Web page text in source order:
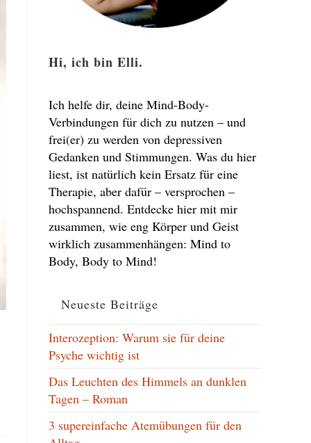
Hi, ich bin Elli.
Ich helfe dir, deine Mind-Body-
Verbindungen für dich zu nutzen – und
frei(er) zu werden von depressiven
Gedanken und Stimmungen. Was du hier
liest, ist natürlich kein Ersatz für eine
Therapie, aber dafür – versprochen –
hochspannend. Entdecke hier mit mir
zusammen, wie eng Körper und Geist
wirklich zusammenhängen: Mind to
Body, Body to Mind!
Neueste Beiträge
Interozeption: Warum sie für deine
Psyche wichtig ist
Das Leuchten des Himmels an dunklen
Tagen – Roman
3 supereinfache Atemübungen für den